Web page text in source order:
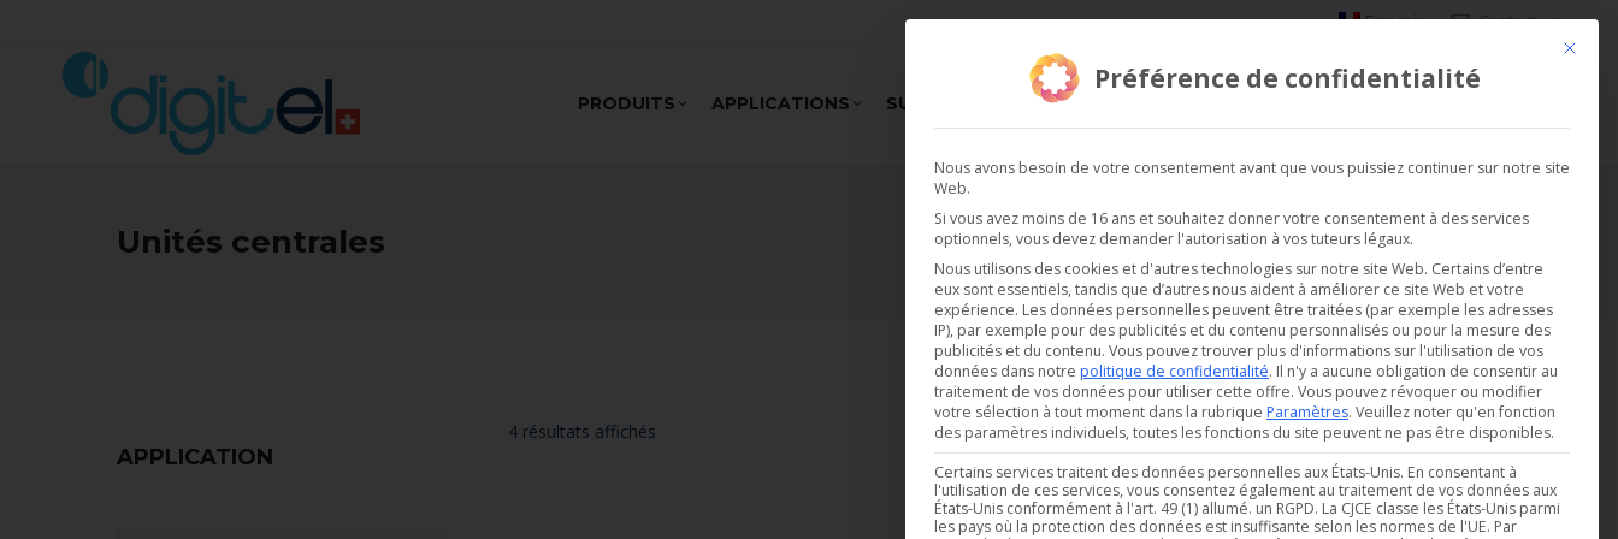
Français Contact us
PRODUITS APPLICATIONS SUPPORT REALISATIONS
Unités centrales Vous êtes ici :
Accueil Unités centrales
4 résultats affichés
APPLICATION
Ce
Préférence de confidentialité
Nous avons besoin de votre consentement avant que vous puissiez continuer sur notre site
Web.
Si vous avez moins de 16 ans et souhaitez donner votre consentement à des services
optionnels, vous devez demander l'autorisation à vos tuteurs légaux.
Nous utilisons des cookies et d'autres technologies sur notre site Web. Certains d’entre
eux sont essentiels, tandis que d’autres nous aident à améliorer ce site Web et votre
expérience. Les données personnelles peuvent être traitées (par exemple les adresses
IP), par exemple pour des publicités et du contenu personnalisés ou pour la mesure des
publicités et du contenu. Vous pouvez trouver plus d'informations sur l'utilisation de vos
données dans notre politique de confidentialité. Il n'y a aucune obligation de consentir au
traitement de vos données pour utiliser cette offre. Vous pouvez révoquer ou modifier
votre sélection à tout moment dans la rubrique Paramètres. Veuillez noter qu'en fonction
des paramètres individuels, toutes les fonctions du site peuvent ne pas être disponibles.
Certains services traitent des données personnelles aux États-Unis. En consentant à
l'utilisation de ces services, vous consentez également au traitement de vos données aux
États-Unis conformément à l'art. 49 (1) allumé. un RGPD. La CJCE classe les États-Unis parmi
les pays où la protection des données est insuffisante selon les normes de l'UE. Par